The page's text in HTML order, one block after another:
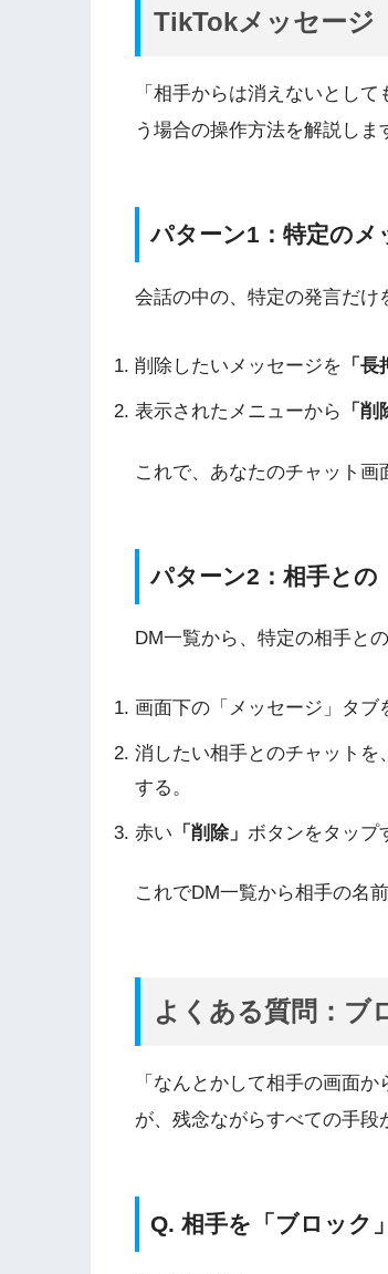
TikTokメッセージ
「相手からは消えないとし
う場合の操作方法を解説しま
パターン1：特定のメ
会話の中の、特定の発言だけ
削除したいメッセージを 「長
表示されたメニューから 「削
これで、あなたのチャット画
パターン2：相手との
DM一覧から、特定の相手と
画面下の「メッセージ」タブ
消したい相手とのチャットを、
する。
赤い 「削除」 ボタンをタップ
これでDM一覧から相手の名
よくある質問：ブ
「なんとかして相手の画面
が、残念ながらすべての手段
Q. 相手を「ブロック